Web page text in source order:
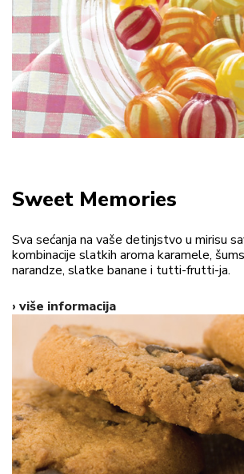
Sweet Memories
Sva sećanja na vaše detinjstvo u mirisu
kombinacije slatkih aroma karamele,
narandze, slatke banane i tutti-frutti-ja.
› više informacija